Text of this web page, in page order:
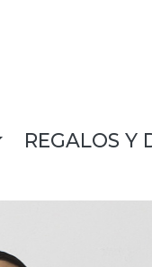
REGALOS Y